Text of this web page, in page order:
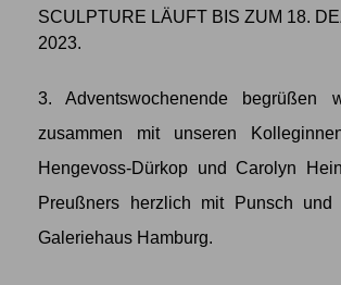
SCULPTURE LÄUFT BIS ZUM 18.
2023.
3. Adventswochenende begrüßen
zusammen mit unseren
Hengevoss-Dürkop und Carolyn
Preußners herzlich mit Punsch und
Galeriehaus Hamburg.